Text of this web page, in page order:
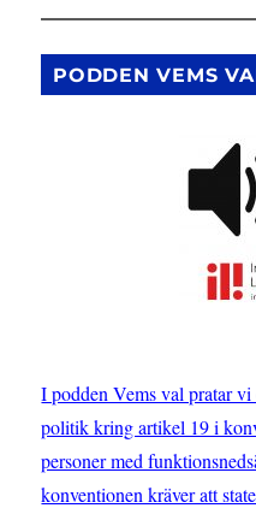
PODDEN VEMS
I podden Vems val pratar
politik kring artikel 19 i
personer med
konventionen kräver att